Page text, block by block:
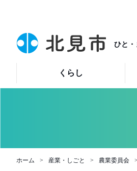
ひと
くらし
ホーム 産業・しごと 農業委員会